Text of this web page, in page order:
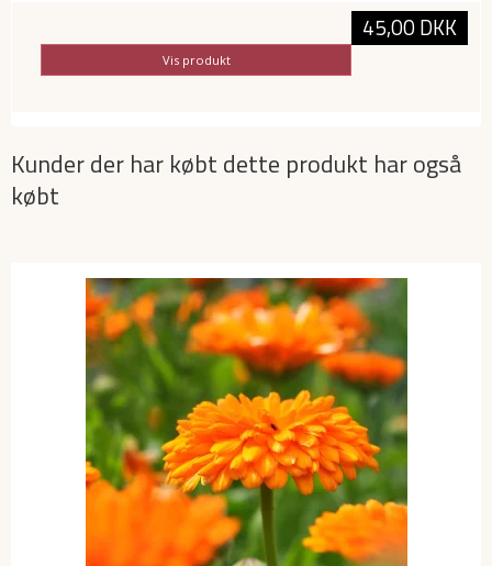
45,00 DKK
Vis produkt
Kunder der har købt dette produkt har også
købt